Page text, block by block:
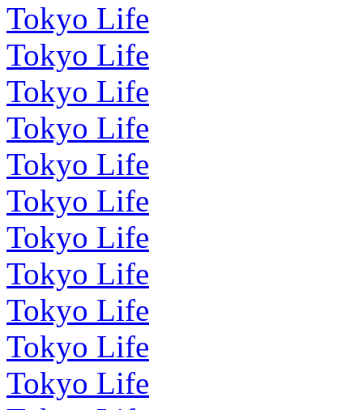
Tokyo Life
Tokyo Life
Tokyo Life
Tokyo Life
Tokyo Life
Tokyo Life
Tokyo Life
Tokyo Life
Tokyo Life
Tokyo Life
Tokyo Life